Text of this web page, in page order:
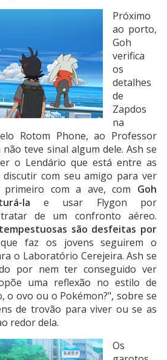
Próximo
ao porto,
Goh
verifica
os
detalhes
de
Zapdos
na
Rotom Phone, ao Professor
teve sinal algum dele. Ash se
o Lendário que está entre as
discutir com seu amigo para ver
com a ave, com Goh
la e usar Flygon por
de um confronto aéreo.
são desfeitas por
faz os jovens seguirem o
o Laboratório Cerejeira. Ash se
por nem ter conseguido ver
uma reflexão no estilo de
o ovo ou o Pokémon?", sobre se
de trovão para viver ou se as
redor dela.
Os